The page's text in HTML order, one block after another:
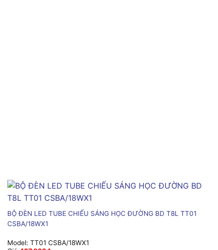
BỘ ĐÈN LED TUBE CHIẾU SÁNG HỌC ĐƯỜNG BD T8L TT01
CSBA/18WX1
Model: TT01 CSBA/18WX1